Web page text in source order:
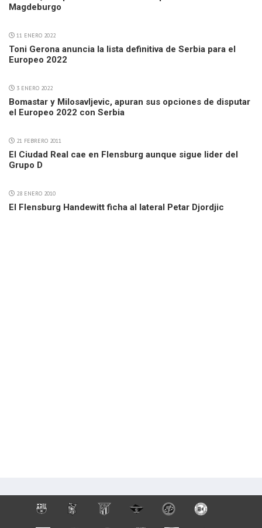
Magdeburgo
11 ENERO 2022
Toni Gerona anuncia la lista definitiva de Serbia para el
Europeo 2022
3 ENERO 2022
Bomastar y Milosavljevic, apuran sus opciones de disputar
el Europeo 2022 con Serbia
21 FEBRERO 2011
El Ciudad Real cae en Flensburg aunque sigue lider del
Grupo D
28 ENERO 2010
El Flensburg Handewitt ficha al lateral Petar Djordjic